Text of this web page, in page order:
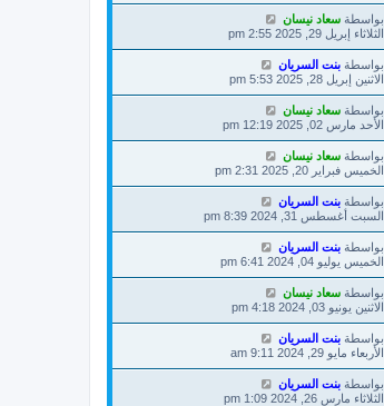
بواسطة سعاد نيسان
الثلاثاء إبريل 29, 2025 2:55 pm
بواسطة بنت السريان
الاثنين إبريل 28, 2025 5:53 pm
بواسطة سعاد نيسان
الأحد مارس 02, 2025 12:19 pm
بواسطة سعاد نيسان
الخميس فبراير 20, 2025 2:31 pm
بواسطة بنت السريان
السبت أغسطس 31, 2024 8:39 pm
بواسطة بنت السريان
الخميس يوليو 04, 2024 6:41 pm
بواسطة سعاد نيسان
الاثنين يونيو 03, 2024 4:18 pm
بواسطة بنت السريان
الأربعاء مايو 29, 2024 9:11 am
بواسطة بنت السريان
الثلاثاء مارس 26, 2024 1:09 pm